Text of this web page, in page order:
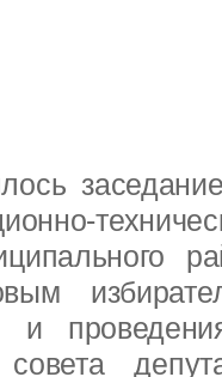
и
совета